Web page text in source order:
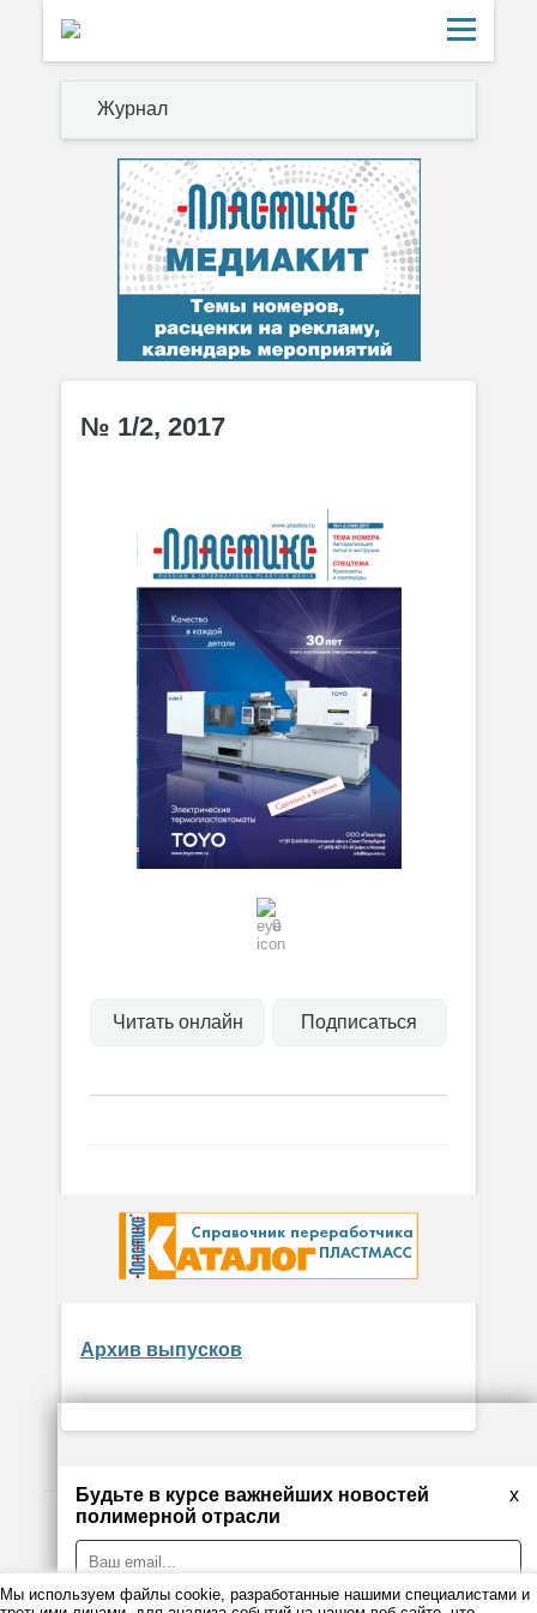
Журнал
№ 1/2, 2017
0
Читать онлайн Подписаться
Архив выпусков
x
Будьте в курсе важнейших новостей
полимерной отрасли
Правовая информация
Мы используем файлы cookie, разработанные нашими специалистами и